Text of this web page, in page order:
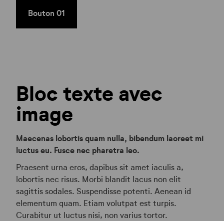
Bouton 01
Bloc texte avec
image
Maecenas lobortis quam nulla, bibendum laoreet mi
luctus eu. Fusce nec pharetra leo.
Praesent urna eros, dapibus sit amet iaculis a,
lobortis nec risus. Morbi blandit lacus non elit
sagittis sodales. Suspendisse potenti. Aenean id
elementum quam. Etiam volutpat est turpis.
Curabitur ut luctus nisi, non varius tortor.